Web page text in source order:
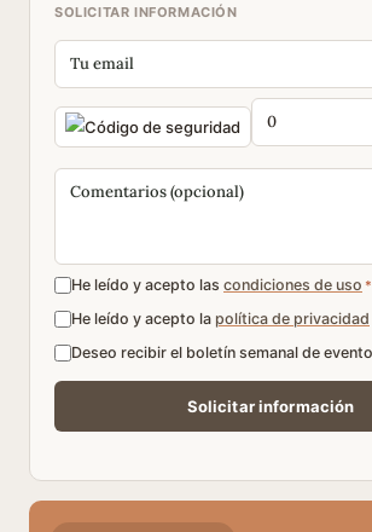
SOLICITAR INFORMACIÓN
He leído y acepto las condiciones de uso *
He leído y acepto la política de privacidad
Deseo recibir el boletín semanal de